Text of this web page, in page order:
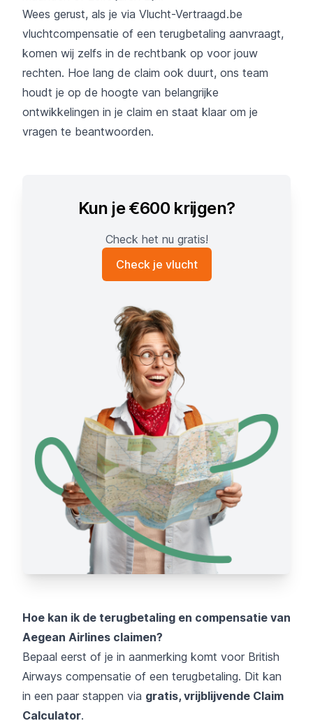
Wees gerust, als je via Vlucht-Vertraagd.be
vluchtcompensatie of een terugbetaling aanvraagt,
komen wij zelfs in de rechtbank op voor jouw
rechten. Hoe lang de claim ook duurt, ons team
houdt je op de hoogte van belangrijke
ontwikkelingen in je claim en staat klaar om je
vragen te beantwoorden.
Kun je €600 krijgen?
Check het nu gratis!
Check je vlucht
Hoe kan ik de terugbetaling en compensatie van
Aegean Airlines claimen?
Bepaal eerst of je in aanmerking komt voor British
Airways compensatie of een terugbetaling. Dit kan
in een paar stappen via gratis, vrijblijvende Claim
Calculator.